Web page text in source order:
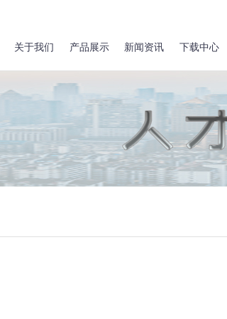
关于我们 产品展示 新闻资讯 下载中心